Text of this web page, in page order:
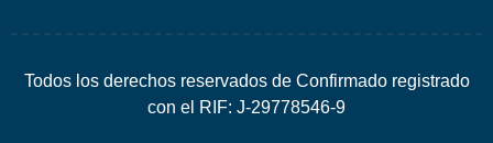
Todos los derechos reservados de Confirmado registrado
con el RIF: J-29778546-9